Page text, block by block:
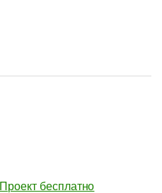
Проект бесплатно